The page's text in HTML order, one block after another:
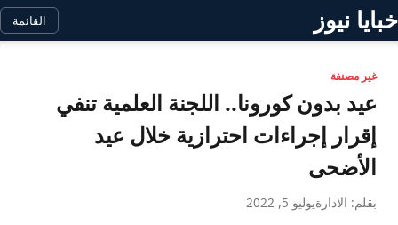
خبايا نيوز القائمة
غير مصنفة
عيد بدون كورونا.. اللجنة العلمية تنفي
إقرار إجراءات احترازية خلال عيد
الأضحى
بقلم: الادارةيوليو 5, 2022